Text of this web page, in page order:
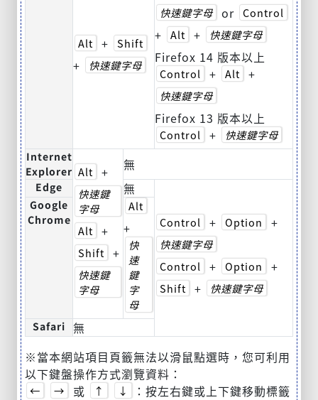
Alt + Shift
+ 快速鍵字母
快速鍵字母 or Control
+ Alt + 快速鍵字母
Firefox 14 版本以上
Control + Alt +
快速鍵字母
Firefox 13 版本以上
Control + 快速鍵字母
Internet
Explorer Alt +
快速鍵
字母
Alt
+
Shift +
快速鍵
字母
無
Edge 無
Control + Option +
快速鍵字母
Control
+ Option +
Shift + 快速鍵字母
Google
Chrome
Alt
+
快
速
鍵
字
母
Safari
無
※當本網站項目頁籤無法以滑鼠點選時，您可利用
以下鍵盤操作方式瀏覽資料：
← → 或 ↑ ↓
：按左右鍵或上下鍵移動標籤